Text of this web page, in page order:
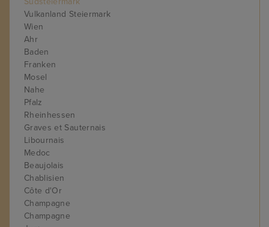
Vulkanland Steiermark
Wien
Ahr
Baden
Franken
Mosel
Nahe
Pfalz
Rheinhessen
Graves et Sauternais
Libournais
Medoc
Beaujolais
Chablisien
Côte d'Or
Champagne
Champagne